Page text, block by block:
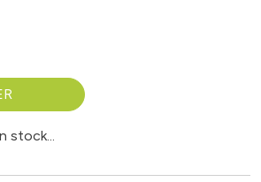
stock...